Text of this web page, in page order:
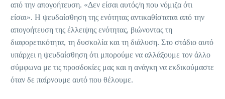
από την απογοήτευση. «Δεν είσαι αυτός/η που νόμιζα ότι
είσαι». Η ψευδαίσθηση της ενότητας αντικαθίσταται από την
απογοήτευση της έλλειψης ενότητας, βιώνοντας τη
διαφορετικότητα, τη δυσκολία και τη διάλυση. Στο στάδιο αυτό
υπάρχει η ψευδαίσθηση ότι μπορούμε να αλλάξουμε τον άλλο
σύμφωνα με τις προσδοκίες μας και η ανάγκη να εκδικούμαστε
όταν δε παίρνουμε αυτό που θέλουμε.